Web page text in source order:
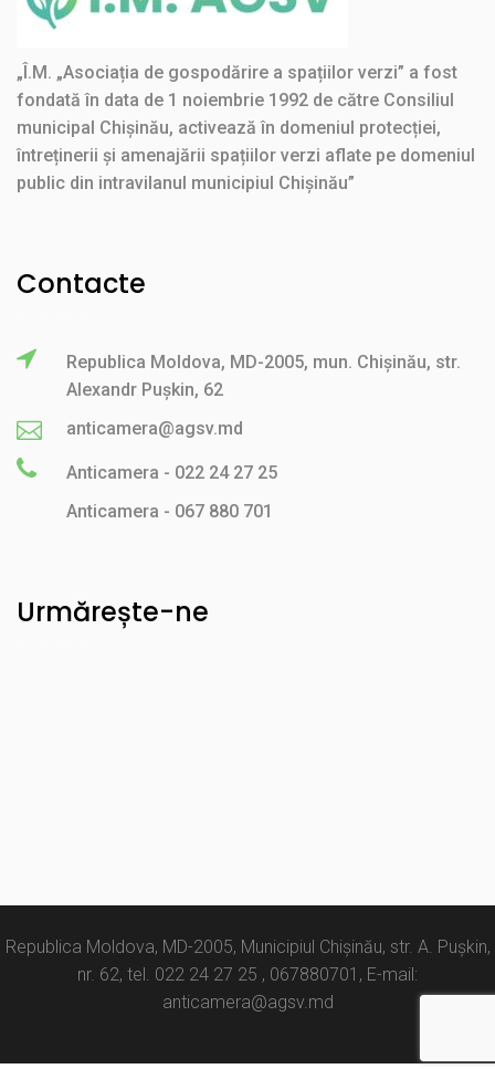
„Î.M. „Asociația de gospodărire a spațiilor verzi” a fost
fondată în data de 1 noiembrie 1992 de către Consiliul
municipal Chișinău, activează în domeniul protecției,
întreținerii și amenajării spațiilor verzi aflate pe domeniul
public din intravilanul municipiul Chișinău”
Contacte
Republica Moldova, MD-2005, mun. Chișinău, str.
Alexandr Pușkin, 62
anticamera@agsv.md
Anticamera - 022 24 27 25
Anticamera - 067 880 701
Urmărește-ne
Republica Moldova, MD-2005, Municipiul Chișinău, str. A. Pușkin,
nr. 62, tel. 022 24 27 25 , 067880701, E-mail:
anticamera@agsv.md